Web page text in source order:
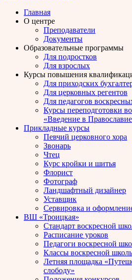
Главная
О центре
Преподаватели
Документы
Образовательные программы
Для подростков
Для взрослых
Курсы повышения
Для приходских
Для церковных регентов
Для педагогов
Курсы переподготовки
«Введение в
Прикладные курсы
Певчий церковного хора
Звонарь
Чтец
Курс кройки и шитья
Флорист
Фотограф
Ландшафтный дизайнер
Уставщик
Сервировка и
ВШ «Троицкая»
Стандарт воскресной
Расписание уроков
Педагоги воскресной
Классы воскресной
Летняя площадка
слободу»